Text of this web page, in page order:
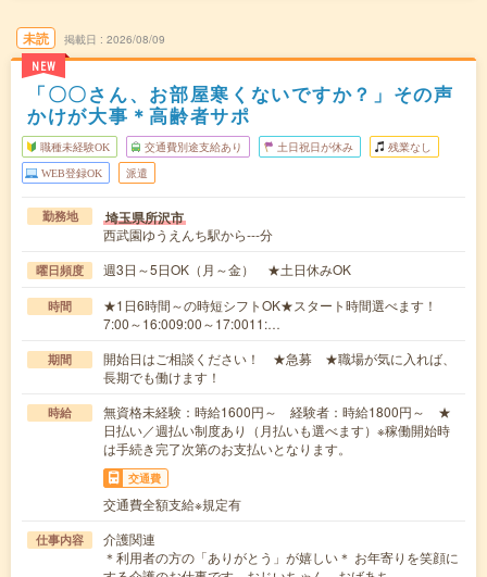
未読
NEW
掲載日 2026/08/09
「〇〇さん、お部屋寒くないですか？」その声
かけが大事＊高齢者サポ
職種未経験OK 交通費別途支給あり 土日祝日が休み 残業なし
WEB登録OK 派遣
勤務地 埼玉県所沢市
西武園ゆうえんち駅から---分
曜日頻度 週3日～5日OK（月～金） ★土日休みOK
時間
★1日6時間～の時短シフトOK★スタート時間選べます！
7:00～16:009:00～17:0011:…
期間
開始日はご相談ください！ ★急募 ★職場が気に入れば、
長期でも働けます！
時給
無資格未経験：時給1600円～ 経験者：時給1800円～ ★
日払い／週払い制度あり（月払いも選べます）※稼働開始時
は手続き完了次第のお支払いとなります。
交通費
交通費全額支給※規定有
仕事内容
介護関連
＊利用者の方の「ありがとう」が嬉しい＊ お年寄りを笑顔に